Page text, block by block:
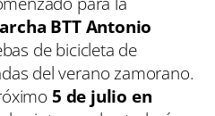
BTT Antonio
de bicicleta de
del verano zamorano.
5 de julio en